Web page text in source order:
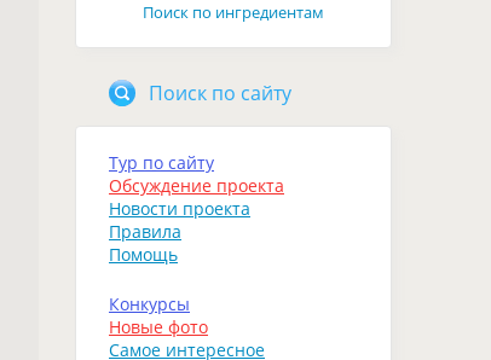
Поиск по ингредиентам
Поиск по сайту
Тур по сайту
Обсуждение проекта
Новости проекта
Правила
Помощь
Конкурсы
Новые фото
Самое интересное